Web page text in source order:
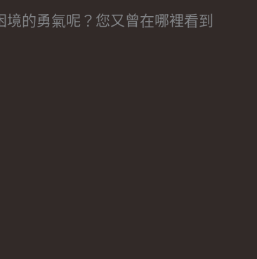
的勇氣呢？您又曾在哪裡看到